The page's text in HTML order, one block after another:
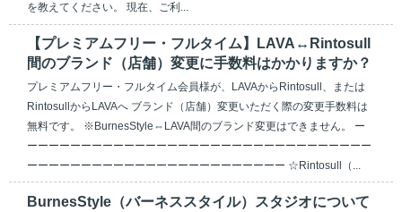
を教えてください。 現在、ご利...
【プレミアムフリー・フルタイム】LAVA↔Rintosull
間のブランド（店舗）変更に手数料はかかりますか？
プレミアムフリー・フルタイム会員様が、LAVAからRintosull、または
RintosullからLAVAへ ブランド（店舗）変更いただく際の変更手数料は
無料です。 ※BurnesStyle⇔LAVA間のブランド変更はできません。 ー
ーーーーーーーーーーーーーーーーーーーーーーーーーーーーーーーー
ーーーーーーーーーーーーーーーーーーーーーーーー ☆Rintosull（...
BurnesStyle（バーネススタイル）スタジオについて